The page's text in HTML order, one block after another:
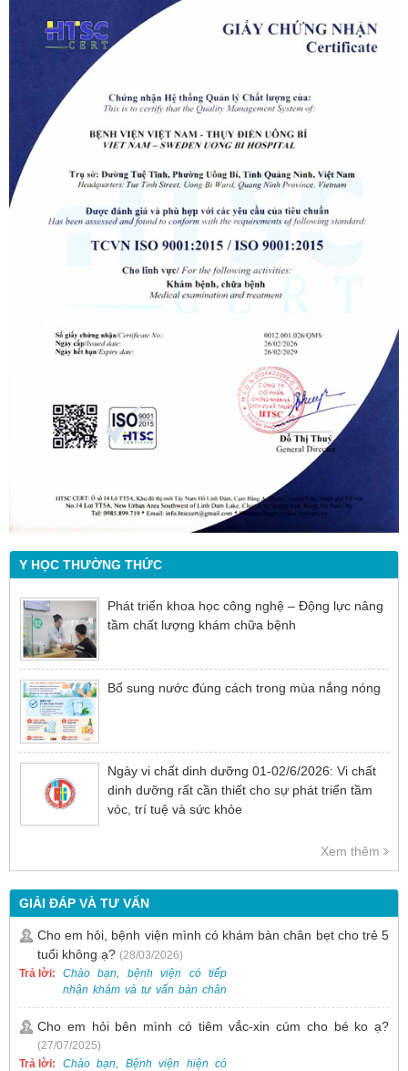
Y HỌC THƯỜNG THỨC
Phát triển khoa học công nghệ – Động lực nâng
tầm chất lượng khám chữa bệnh
Bổ sung nước đúng cách trong mùa nắng nóng
Ngày vi chất dinh dưỡng 01-02/6/2026: Vi chất
dinh dưỡng rất cần thiết cho sự phát triển tầm
vóc, trí tuệ và sức khỏe
Xem thêm
GIẢI ĐÁP VÀ TƯ VẤN
Cho em hỏi, bệnh viện mình có khám bàn chân bẹt cho trẻ 5
tuổi không ạ? (28/03/2026)
Trả lời:
Chào bạn, bệnh viện có tiếp
nhận khám và tư vấn bàn chân
bẹt cho trẻ em, bao gồm cả trẻ 5
tuổi. Bạn có thể đưa bé đến
Khoa Khám bệnh của bệnh viện
để được bác sĩ chuyên khoa
Cho em hỏi bên mình có tiêm vắc-xin cúm cho bé ko ạ?
(27/07/2025)
Trả lời:
Chào bạn, Bệnh viện hiện có